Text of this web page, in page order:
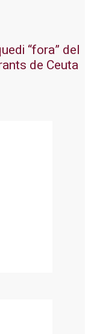
“fora” del
de Ceuta